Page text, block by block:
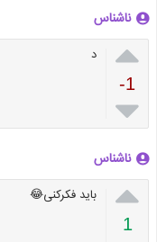
ناشناس

-1

د
ناشناس

1
باید فکرکنی😂